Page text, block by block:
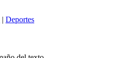
| Deportes